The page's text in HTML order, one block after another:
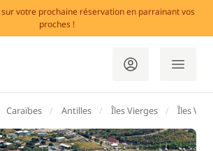
sur votre prochaine réservation en parrainant vos
proches !
Caraïbes Antilles Îles Vierges Îles